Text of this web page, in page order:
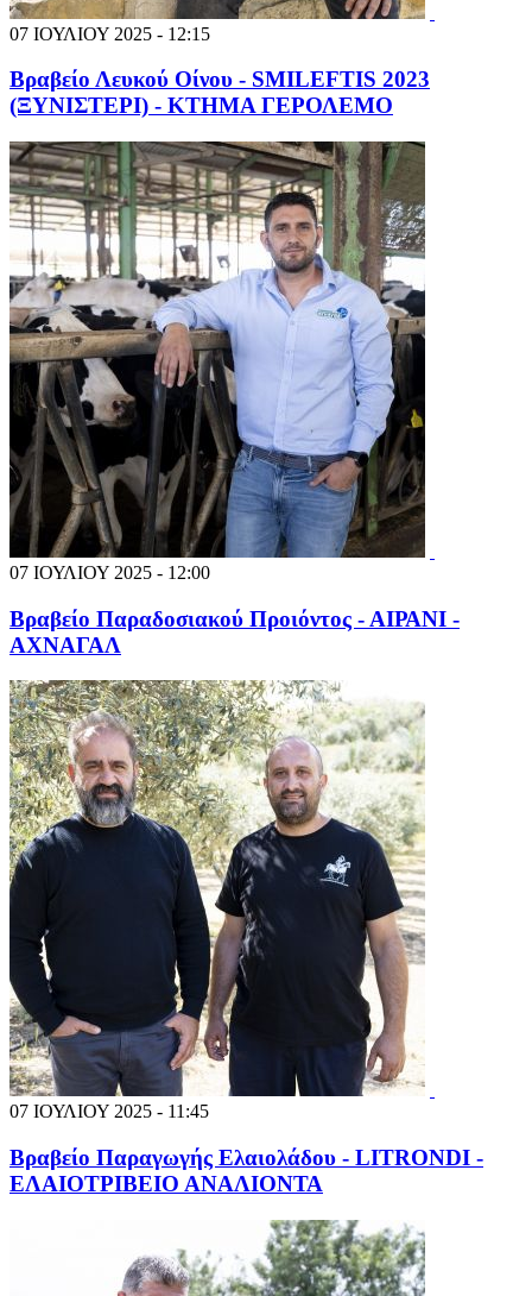
07 ΙΟΥΛΙΟΥ 2025 - 12:15
Βραβείο Λευκού Οίνου - SMILEFTIS 2023
(ΞΥΝΙΣΤΕΡΙ) - ΚΤΗΜΑ ΓΕΡΟΛΕΜΟ
07 ΙΟΥΛΙΟΥ 2025 - 12:00
Βραβείο Παραδοσιακού Προιόντος - ΑΙΡΑΝΙ -
ΑΧΝΑΓΑΛ
07 ΙΟΥΛΙΟΥ 2025 - 11:45
Βραβείο Παραγωγής Ελαιολάδου - LITRONDI -
ΕΛΑΙΟΤΡΙΒΕΙΟ ΑΝΑΛΙΟΝΤΑ